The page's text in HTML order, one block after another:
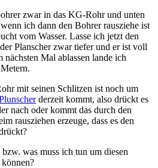
zwar in das KG-Rohr und unten
ich dann den Bohrer rausziehe ist
vom Wasser. Lasse ich jetzt den
Planscher zwar tiefer und er ist voll
nächsten Mal ablassen lande ich
mit seinen Schlitzen ist noch um
derzeit kommt, also drückt es
nach oder kommt das durch den
rausziehen erzeuge, dass es den
was muss ich tun um diesen